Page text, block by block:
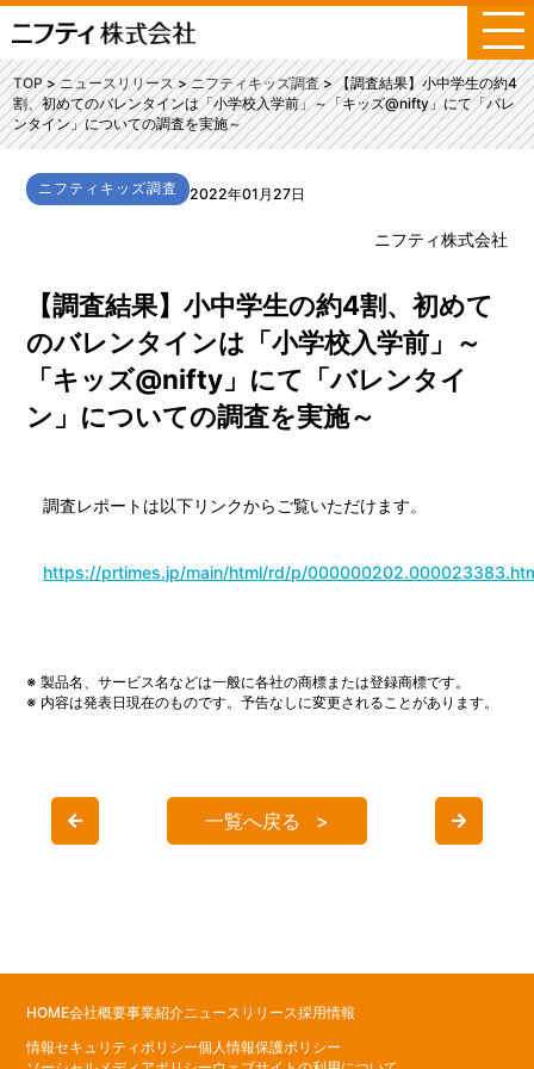
メ
ニ
ュ
ー
TOP ニュースリリース ニフティキッズ調査
【調査結果】小中学生の約4
割、初めてのバレンタインは「小学校入学前」～「キッズ@nifty」にて「バレ
ンタイン」についての調査を実施～
ニフティキッズ調査 2022年01月27日
ニフティ株式会社
【調査結果】小中学生の約4割、初めて
のバレンタインは「小学校入学前」～
「キッズ@nifty」にて「バレンタイ
ン」についての調査を実施～
調査レポートは以下リンクからご覧いただけます。
https://prtimes.jp/main/html/rd/p/
※ 製品名、サービス名などは一般に各社の商標または登録商標です。
※ 内容は発表日現在のものです。予告なしに変更されることがあります。
一覧へ戻る
HOME会社概要事業紹介ニュースリリース採用情報
情報セキュリティポリシー個人情報保護ポリシー